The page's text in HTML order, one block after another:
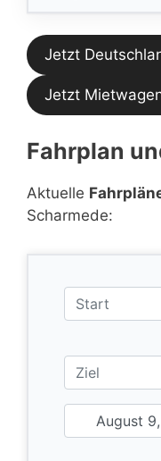
Jetzt
Jetzt
Fahrplan
Aktuelle
Scharmede: